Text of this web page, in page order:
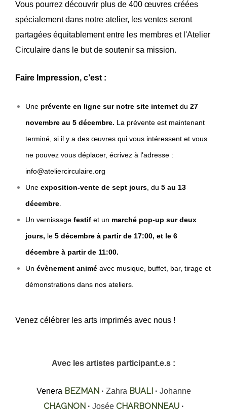
Vous pourrez découvrir plus de 400 œuvres créées
spécialement dans notre atelier, les ventes seront
partagées équitablement entre les membres et l'Atelier
Circulaire dans le but de soutenir sa mission.
Faire Impression, c’est :
Une prévente en ligne sur notre site internet du 27
novembre au 5 décembre. La prévente est maintenant
terminé, si il y a des œuvres qui vous intéressent et vous
ne pouvez vous déplacer, écrivez à l'adresse :
info@ateliercirculaire.org
Une exposition-vente de sept jours, du 5 au 13
décembre.
Un vernissage festif et un marché pop-up sur deux
jours, le 5 décembre à partir de 17:00, et le 6
décembre à partir de 11:00.
Un évènement animé avec musique, buffet, bar, tirage et
démonstrations dans nos ateliers.
Venez célébrer les arts imprimés avec nous !
Avec les artistes participant.e.s :
VeneraBEZMAN · Zahra BUALI · Johanne
CHAGNON · Josée CHARBONNEAU ·